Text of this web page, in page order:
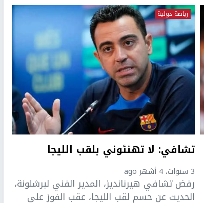
رياضة دولية
تشافي: لا تهنئوني بلقب الليجا
3 سنوات، 4 أشهر ago
رفض تشافي هيرنانديز، المدير الفني لبرشلونة،
الحديث عن حسم لقب الليجا، عقب الفوز على